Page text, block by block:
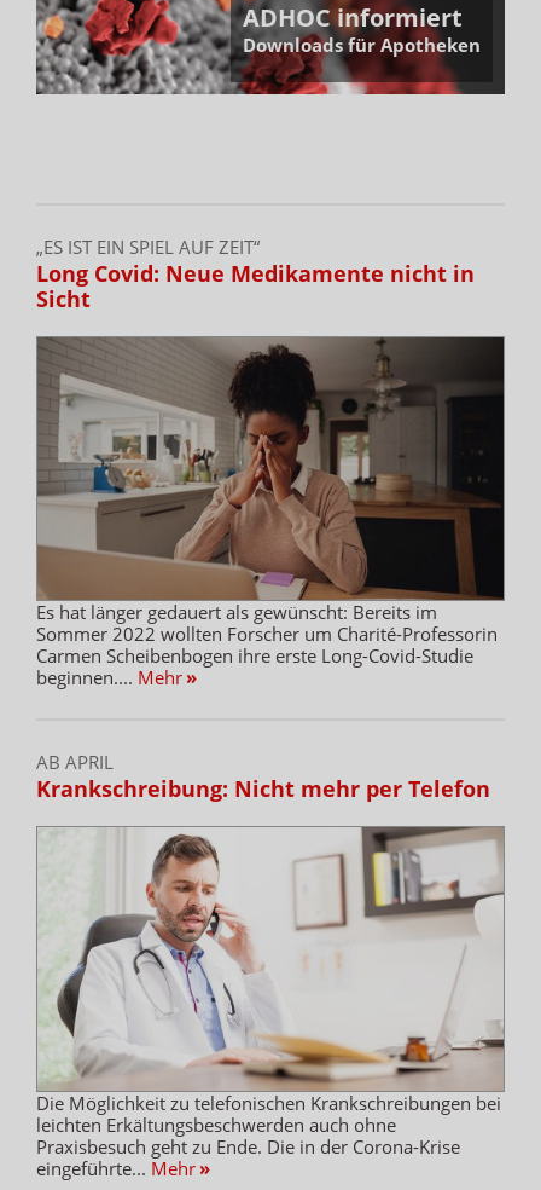
ADHOC informiert
Downloads für Apotheken
„ES IST EIN SPIEL AUF ZEIT“
Long Covid: Neue Medikamente nicht in
Sicht
Es hat länger gedauert als gewünscht: Bereits im
Sommer 2022 wollten Forscher um Charité-Professorin
Carmen Scheibenbogen ihre erste Long-Covid-Studie
beginnen.... Mehr »
AB APRIL
Krankschreibung: Nicht mehr per Telefon
Die Möglichkeit zu telefonischen Krankschreibungen bei
leichten Erkältungsbeschwerden auch ohne
Praxisbesuch geht zu Ende. Die in der Corona-Krise
eingeführte... Mehr »